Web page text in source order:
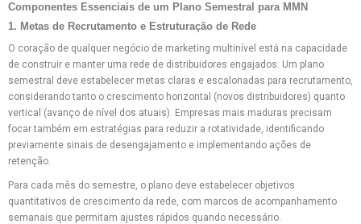
Componentes Essenciais de um Plano Semestral para MMN
1. Metas de Recrutamento e Estruturação de Rede
O coração de qualquer negócio de marketing multinível está na capacidade
de construir e manter uma rede de distribuidores engajados. Um plano
semestral deve estabelecer metas claras e escalonadas para recrutamento,
considerando tanto o crescimento horizontal (novos distribuidores) quanto
vertical (avanço de nível dos atuais). Empresas mais maduras precisam
focar também em estratégias para reduzir a rotatividade, identificando
previamente sinais de desengajamento e implementando ações de
retenção.
Para cada mês do semestre, o plano deve estabelecer objetivos
quantitativos de crescimento da rede, com marcos de acompanhamento
semanais que permitam ajustes rápidos quando necessário.